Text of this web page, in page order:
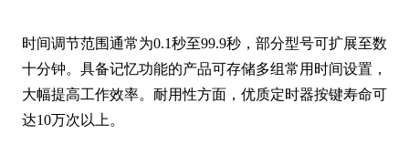
时间调节范围通常为0.1秒至99.9秒，部分型号可扩展至数
十分钟。具备记忆功能的产品可存储多组常用时间设置，
大幅提高工作效率。耐用性方面，优质定时器按键寿命可
达10万次以上。